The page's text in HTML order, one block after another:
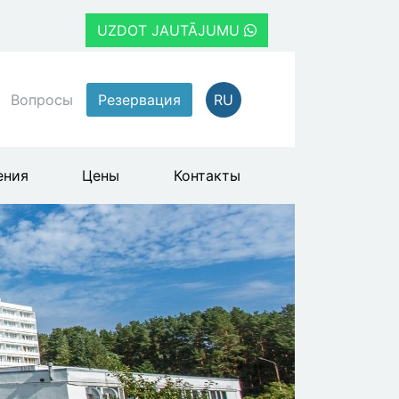
UZDOT JAUTĀJUMU
Вопросы Резервация RU
Цены Контакты